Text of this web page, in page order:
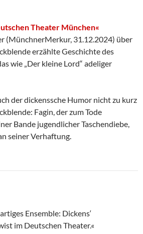
Theater München«
(MünchnerMerkur, 31.12.2024) über
erzählte Geschichte des
wie „Der kleine Lord“ adeliger
der dickenssche Humor nicht zu kurz
Fagin, der zum Tode
Bande jugendlicher Taschendiebe,
seiner Verhaftung.
Ensemble: Dickens‘
im Deutschen Theater.«